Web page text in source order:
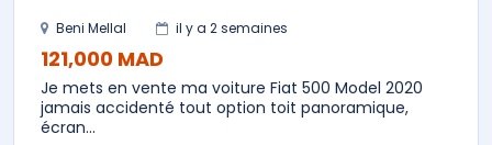
Beni Mellal il y a 2 semaines
121,000 MAD
Je mets en vente ma voiture Fiat 500 Model 2020
jamais accidenté tout option toit panoramique,
écran...